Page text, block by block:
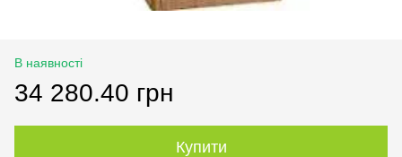
В наявності
34 280.40 грн
Купити